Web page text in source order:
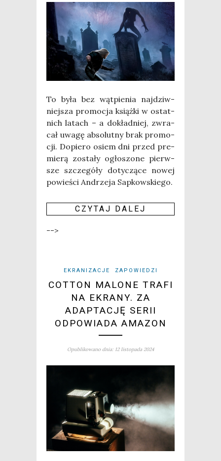
To była bez wąt­pie­nia naj­dziw­
niej­sza pro­mo­cja książ­ki w ostat­
nich latach – a dokład­niej, zwra­
cał uwa­gę abso­lut­ny brak pro­mo­
cji. Dopie­ro osiem dni przed pre­
mie­rą zosta­ły ogło­szo­ne pierw­
sze szcze­gó­ły doty­czą­ce nowej
powie­ści Andrze­ja Sap­kow­skie­go.
CZY­TAJ DALEJ
-->
EKRANIZACJE ZAPOWIEDZI
COTTON MALONE TRAFI
NA EKRANY. ZA
ADAPTACJĘ SERII
ODPOWIADA AMAZON
Opublikowano dnia: 12 listopada 2024